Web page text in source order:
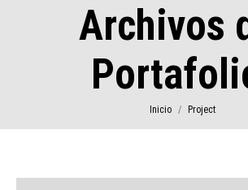
Archivos
Estás aquí:
Inicio Project